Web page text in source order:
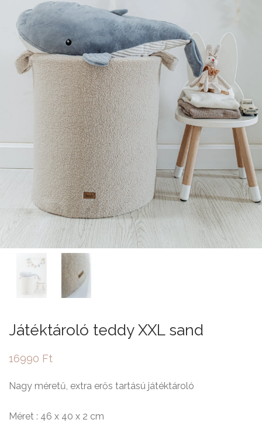
Játéktároló teddy XXL sand
16990 Ft
Nagy méretű, extra erős tartású játéktároló
Méret : 46 x 40 x 2 cm